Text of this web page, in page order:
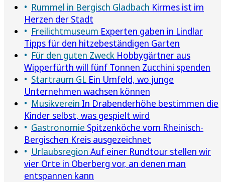
Rummel in Bergisch Gladbach Kirmes ist im
Herzen der Stadt
Freilichtmuseum Experten gaben in Lindlar
Tipps für den hitzebeständigen Garten
Für den guten Zweck Hobbygärtner aus
Wipperfürth will fünf Tonnen Zucchini spenden
Startraum GL Ein Umfeld, wo junge
Unternehmen wachsen können
Musikverein In Drabenderhöhe bestimmen die
Kinder selbst, was gespielt wird
Gastronomie Spitzenköche vom Rheinisch-
Bergischen Kreis ausgezeichnet
Urlaubsregion Auf einer Rundtour stellen wir
vier Orte in Oberberg vor, an denen man
entspannen kann